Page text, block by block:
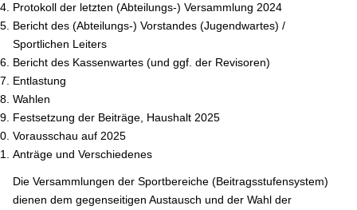
Protokoll der letzten (Abteilungs-) Versammlung 2024
Bericht des (Abteilungs-) Vorstandes (Jugendwartes) /
Sportlichen Leiters
Bericht des Kassenwartes (und ggf. der Revisoren)
Entlastung
Wahlen
Festsetzung der Beiträge, Haushalt 2025
Vorausschau auf 2025
Anträge und Verschiedenes
Die Versammlungen der Sportbereiche (Beitragsstufensystem)
dienen dem gegenseitigen Austausch und der Wahl der